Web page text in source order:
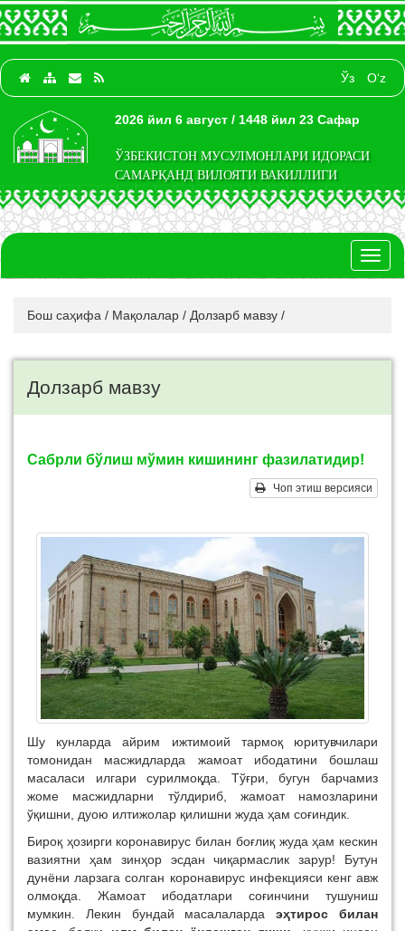
Ўз O‘z
2026 йил 6 август / 1448 йил 23 Сафар
ЎЗБЕКИСТОН МУСУЛМОНЛАРИ ИДОРАСИ
САМАРҚАНД ВИЛОЯТИ ВАКИЛЛИГИ
Бош саҳифа / Мақолалар / Долзарб мавзу /
Долзарб мавзу
Сабрли бўлиш мўмин кишининг фазилатидир!
Чоп этиш версияси
Шу кунларда айрим ижтимоий тармоқ юритувчилари
томонидан масжидларда жамоат ибодатини бошлаш
масаласи илгари сурилмоқда. Тўғри, бугун барчамиз
жоме масжидларни тўлдириб, жамоат намозларини
ўқишни, дуою илтижолар қилишни жуда ҳам соғиндик.
Бироқ ҳозирги коронавирус билан боғлиқ жуда ҳам кескин
вазиятни ҳам зинҳор эсдан чиқармаслик зарур! Бутун
дунёни ларзага солган коронавирус инфекцияси кенг авж
олмоқда. Жамоат ибодатлари соғинчини тушуниш
мумкин. Лекин бундай масалаларда
эҳтирос билан